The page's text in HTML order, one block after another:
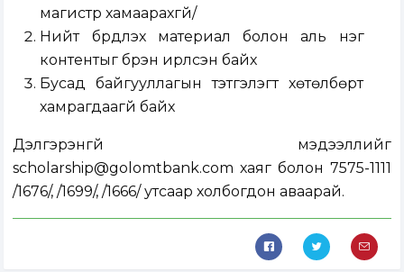
магистр хамаарахгүй/
Нийт бүрдүүлэх материал болон аль нэг
контентыг бүрэн ирүүлсэн байх
Бусад байгууллагын тэтгэлэгт хөтөлбөрт
хамрагдаагүй байх
Дэлгэрэнгүй мэдээллийг
scholarship@golomtbank.com хаяг болон 7575-1111
/1676/, /1699/, /1666/ утсаар холбогдон аваарай.